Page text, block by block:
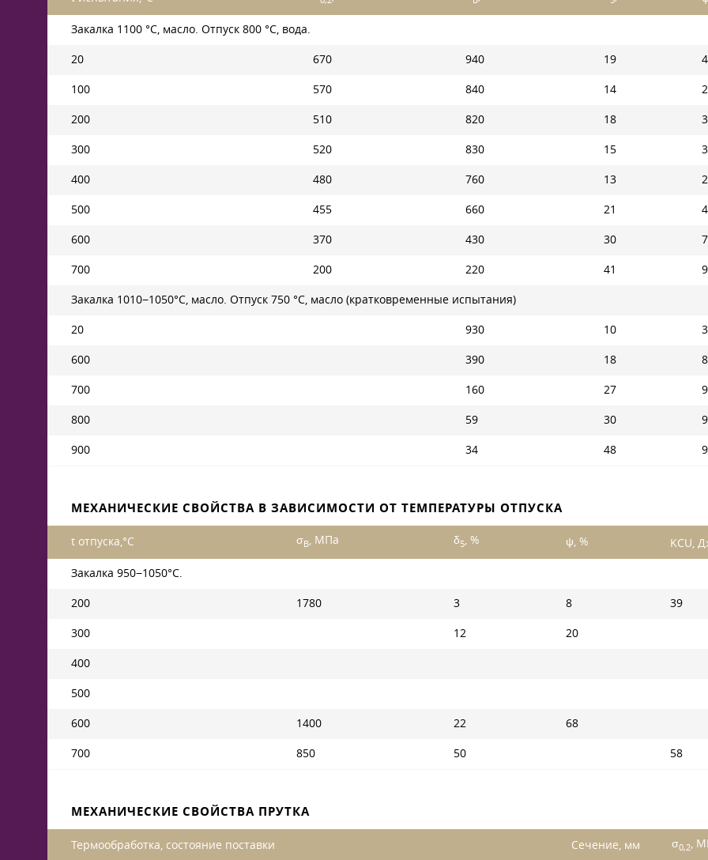
Закалка 1100 °C, масло. Отпуск 800 °C, вода.
20 670 940 19
100 570 840 14
200 510 820 18
300 520 830 15
400 480 760 13
500 455 660 21
600 370 430 30
700 200 220 41
Закалка 1010−1050°С, масло. Отпуск 750 °C, масло (кратковременные испытания)
20 930 10
600 390 18
700 160 27
800 59 30
900 34 48
МЕХАНИЧЕСКИЕ СВОЙСТВА В ЗАВИСИМОСТИ ОТ ТЕМПЕРАТУРЫ ОТПУСКА
t отпуска,°С σB, МПа δ5, % ψ, % KCU,
Закалка 950−1050°С.
200 1780 3 8 39
300 12 20
400
500
600 1400 22 68
700 850 50 58
МЕХАНИЧЕСКИЕ СВОЙСТВА ПРУТКА
Термообработка, состояние поставки Сечение, мм σ0,2,